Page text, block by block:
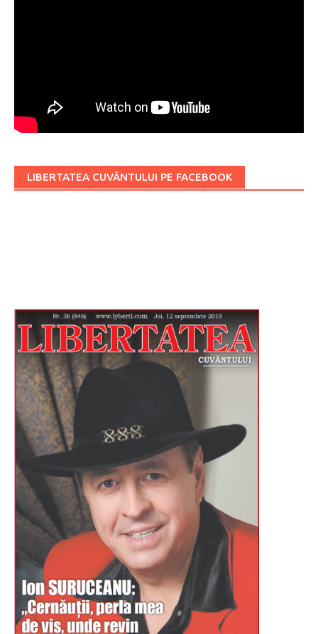
LIBERTATEA CUVÂNTULUI PE FACEBOOK